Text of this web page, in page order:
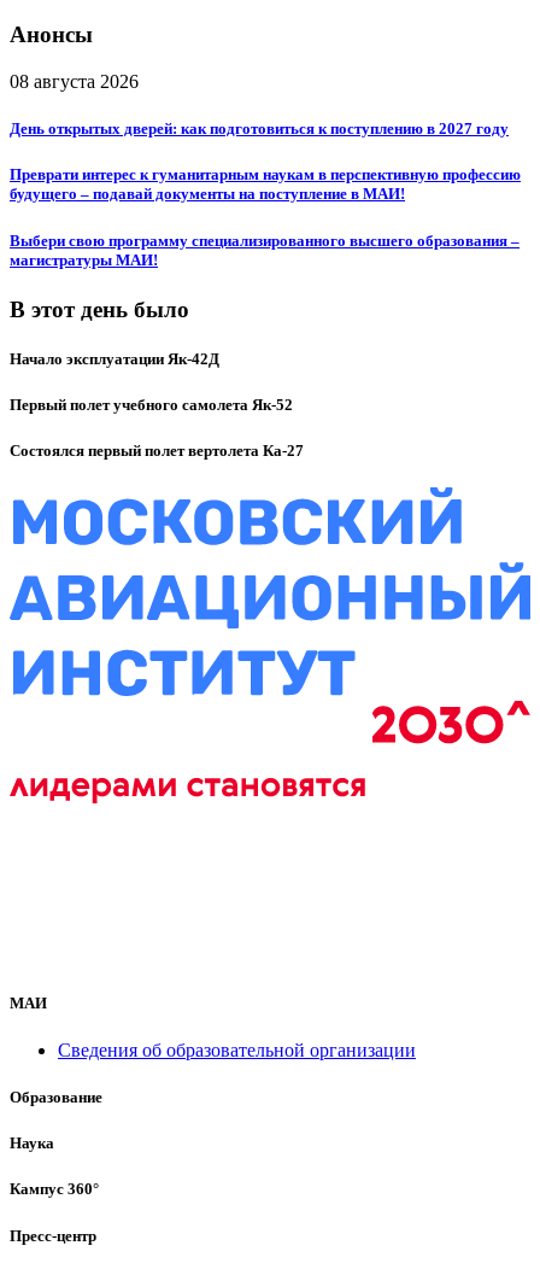
Анонсы
08 августа 2026
День открытых дверей: как подготовиться к поступлению в 2027 году
Преврати интерес к гуманитарным наукам в перспективную профессию
будущего – подавай документы на поступление в МАИ!
Выбери свою программу специализированного высшего образования –
магистратуры МАИ!
В этот день было
Начало эксплуатации Як-42Д
Первый полет учебного самолета Як-52
Состоялся первый полет вертолета Ка-27
МАИ
Сведения об образовательной организации
Образование
Наука
Кампус 360°
Пресс-центр